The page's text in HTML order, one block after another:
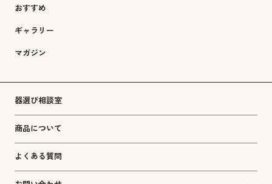
おすすめ
ギャラリー
マガジン
器選び相談室
商品について
よくある質問